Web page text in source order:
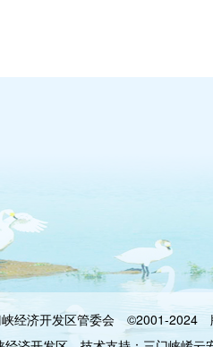
峡经济开发区管委会 ©2001-2024